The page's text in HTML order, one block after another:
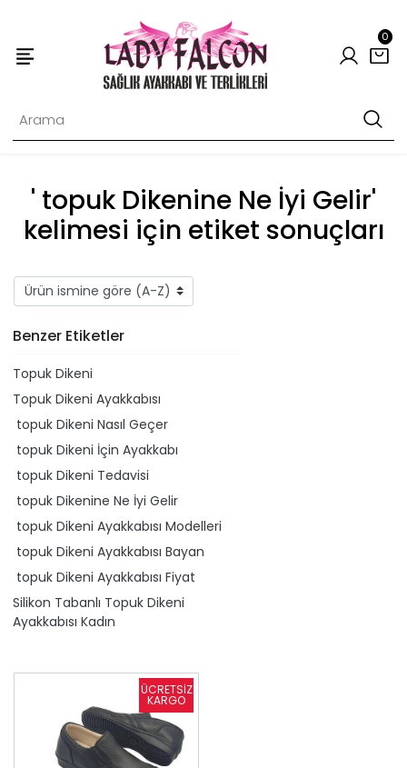
0
' topuk Dikenine Ne İyi Gelir'
kelimesi için etiket sonuçları
Benzer Etiketler
Topuk Dikeni
Topuk Dikeni Ayakkabısı
topuk Dikeni Nasıl Geçer
topuk Dikeni İçin Ayakkabı
topuk Dikeni Tedavisi
topuk Dikenine Ne İyi Gelir
topuk Dikeni Ayakkabısı Modelleri
topuk Dikeni Ayakkabısı Bayan
topuk Dikeni Ayakkabısı Fiyat
Silikon Tabanlı Topuk Dikeni
Ayakkabısı Kadın